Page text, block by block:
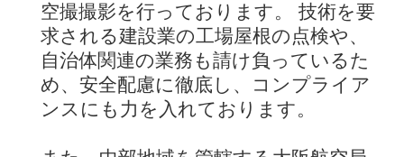
空撮撮影を行っております。 技術を要
求される建設業の工場屋根の点検や、
自治体関連の業務も請け負っているた
め、安全配慮に徹底し、コンプライア
ンスにも力を入れております。